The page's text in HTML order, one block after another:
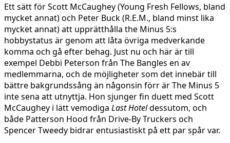
Ett sätt för Scott McCaughey (Young Fresh Fellows, bland
mycket annat) och Peter Buck (R.E.M., bland minst lika
mycket annat) att upprätthålla the Minus 5:s
hobbystatus är genom att låta övriga medverkande
komma och gå efter behag. Just nu och här är till
exempel Debbi Peterson från The Bangles en av
medlemmarna, och de möjligheter som det innebär till
bättre bakgrundssång än någonsin förr är The Minus 5
inte sena att utnyttja. Hon sjunger fin duett med Scott
McCaughey i lätt vemodiga Last Hoteldessutom, och
både Patterson Hood från Drive-By Truckers och
Spencer Tweedy bidrar entusiastiskt på ett par spår var.